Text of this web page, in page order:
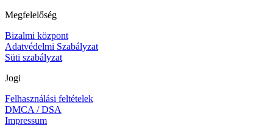
Megfelelőség
Bizalmi központ
Adatvédelmi Szabályzat
Süti szabályzat
Jogi
Felhasználási feltételek
DMCA / DSA
Impressum